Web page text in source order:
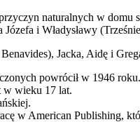
naturalnych w
i Władysławy
Jacka, Aidę i
powrócił w 1946 roku.
w wieku 17 lat.
w American Publishing,